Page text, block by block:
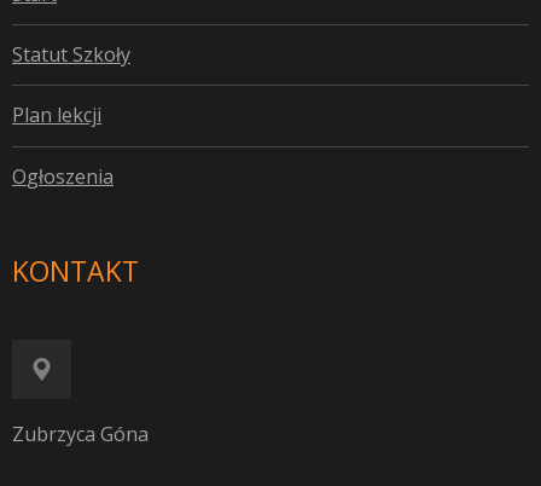
Statut Szkoły
Plan lekcji
Ogłoszenia
KONTAKT
Zubrzyca Góna